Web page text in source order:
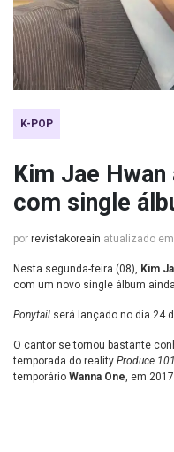
K-POP
Kim Jae
com single
por revistakoreain atualizado em
Nesta segunda-feira (08), Kim
com um novo single álbum
Ponytail será lançado no dia 24
O cantor se tornou bastante
temporada do reality Produce 101
temporário Wanna One, em